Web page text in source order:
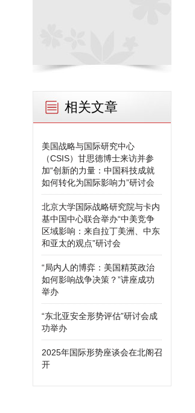
相关文章
美国战略与国际研究中心
（CSIS）甘思德博士来访并参
加“创新的力量：中国科技成就
如何转化为国际影响力”研讨会
北京大学国际战略研究院与卡内
基中国中心联合举办“中美竞争
区域影响：来自拉丁美洲、中东
和亚太的观点”研讨会
“局内人的博弈：美国精英政治
如何影响战争决策？”讲座成功
举办
“东北亚安全形势评估”研讨会成
功举办
2025年国际形势座谈会在北阁召
开